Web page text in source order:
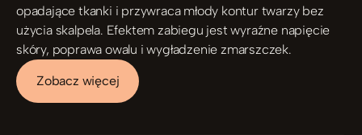
opadające tkanki i przywraca młody kontur twarzy bez
użycia skalpela. Efektem zabiegu jest wyraźne napięcie
skóry, poprawa owalu i wygładzenie zmarszczek.
Zobacz więcej